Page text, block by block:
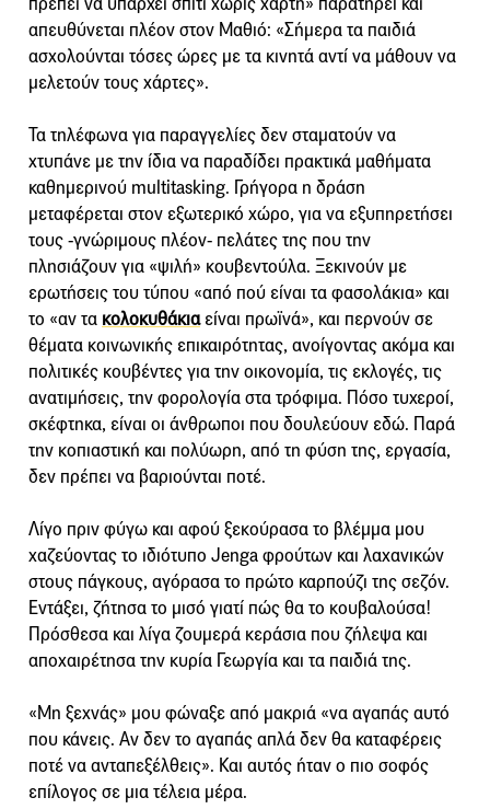
απευθύνεται πλέον στον Μαθιό: «Σήμερα τα παιδιά
ασχολούνται τόσες ώρες με τα κινητά αντί να μάθουν να
μελετούν τους χάρτες».
Τα τηλέφωνα για παραγγελίες δεν σταματούν να
χτυπάνε με την ίδια να παραδίδει πρακτικά μαθήματα
καθημερινού multitasking. Γρήγορα η δράση
μεταφέρεται στον εξωτερικό χώρο, για να εξυπηρετήσει
τους -γνώριμους πλέον- πελάτες της που την
πλησιάζουν για «ψιλή» κουβεντούλα. Ξεκινούν με
ερωτήσεις του τύπου «από πού είναι τα φασολάκια» και
το «αν τα κολοκυθάκιαείναι πρωϊνά», και περνούν σε
θέματα κοινωνικής επικαιρότητας, ανοίγοντας ακόμα και
πολιτικές κουβέντες για την οικονομία, τις εκλογές, τις
ανατιμήσεις, την φορολογία στα τρόφιμα. Πόσο τυχεροί,
σκέφτηκα, είναι οι άνθρωποι που δουλεύουν εδώ. Παρά
την κοπιαστική και πολύωρη, από τη φύση της, εργασία,
δεν πρέπει να βαριούνται ποτέ.
Λίγο πριν φύγω και αφού ξεκούρασα το βλέμμα μου
χαζεύοντας το ιδιότυπο Jenga φρούτων και λαχανικών
στους πάγκους, αγόρασα το πρώτο καρπούζι της σεζόν.
Εντάξει, ζήτησα το μισό γιατί πώς θα το κουβαλούσα!
Πρόσθεσα και λίγα ζουμερά κεράσια που ζήλεψα και
αποχαιρέτησα την κυρία Γεωργία και τα παιδιά της.
«Μη ξεχνάς» μου φώναξε από μακριά «να αγαπάς αυτό
που κάνεις. Αν δεν το αγαπάς απλά δεν θα καταφέρεις
ποτέ να ανταπεξέλθεις». Και αυτός ήταν ο πιο σοφός
επίλογος σε μια τέλεια μέρα.